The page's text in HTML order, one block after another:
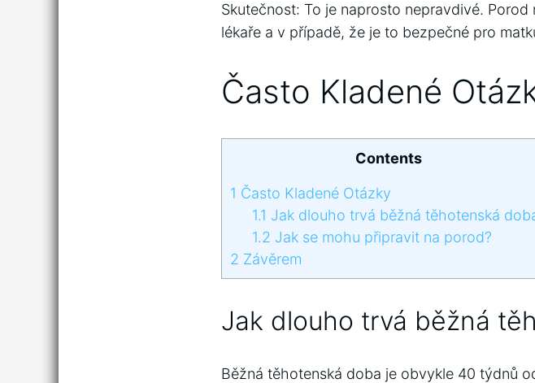
Skutečnost: To je naprosto nepravdivé.
lékaře a v případě, že je to bezpečné pro
Často Kladené
Contents
1 Často Kladené Otázky
1.1 Jak dlouho trvá běžná těhotenská
1.2 Jak se mohu připravit na porod?
2 Závěrem
Jak dlouho trvá běžná
Běžná těhotenská doba je obvykle 40 týdnů